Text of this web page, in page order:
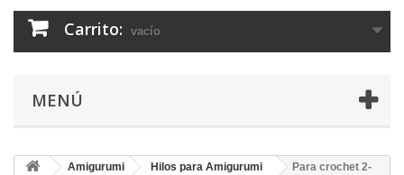
Carrito: vacío
MENÚ
Amigurumi Hilos para Amigurumi
Para crochet 2-